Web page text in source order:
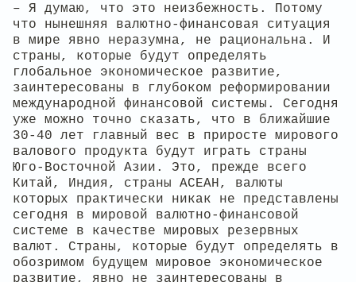
– Я думаю, что это неизбежность. Потому
что нынешняя валютно-финансовая ситуация
в мире явно неразумна, не рациональна. И
страны, которые будут определять
глобальное экономическое развитие,
заинтересованы в глубоком реформировании
международной финансовой системы. Сегодня
уже можно точно сказать, что в ближайшие
30-40 лет главный вес в приросте мирового
валового продукта будут играть страны
Юго-Восточной Азии. Это, прежде всего
Китай, Индия, страны АСЕАН, валюты
которых практически никак не представлены
сегодня в мировой валютно-финансовой
системе в качестве мировых резервных
валют. Страны, которые будут определять в
обозримом будущем мировое экономическое
развитие, явно не заинтересованы в